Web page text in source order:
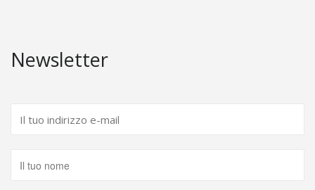
Newsletter